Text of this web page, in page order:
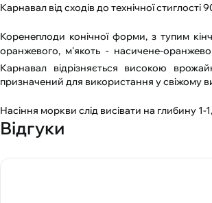
Карнавал від сходів до технічної стиглості
Коренеплоди конічної форми, з тупим
оранжевого, м'якоть - насичене-
Карнавал відрізняється високою
призначений для використання у свіжому
Насіння моркви слід висівати на глибину
Відгуки